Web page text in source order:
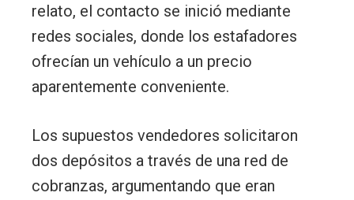
relato, el contacto se inició mediante
redes sociales, donde los estafadores
ofrecían un vehículo a un precio
aparentemente conveniente.
Los supuestos vendedores solicitaron
dos depósitos a través de una red de
cobranzas, argumentando que eran